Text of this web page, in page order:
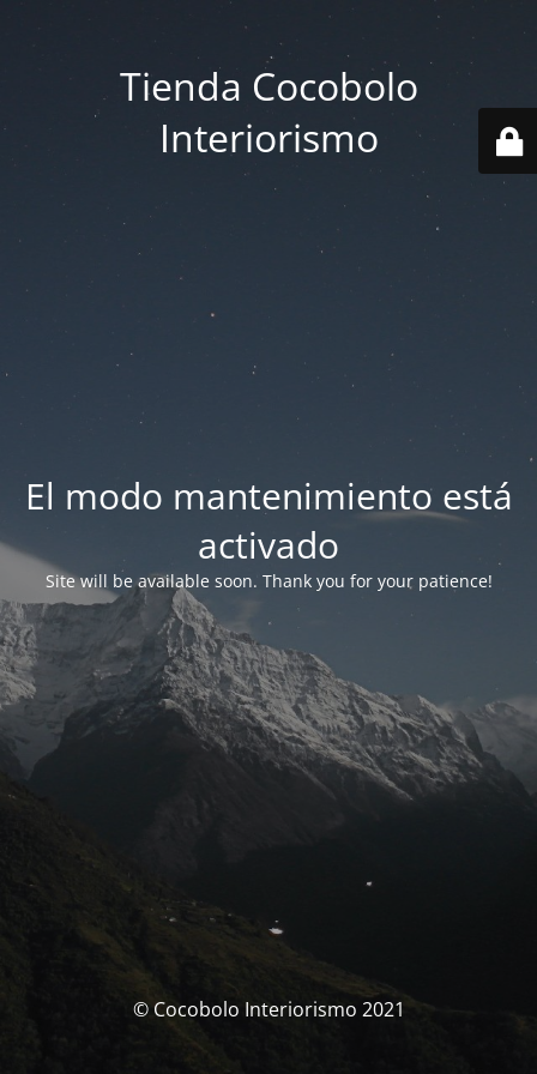
Tienda Cocobolo
Interiorismo
El modo mantenimiento está
activado
Site will be available soon. Thank you for your patience!
© Cocobolo Interiorismo 2021